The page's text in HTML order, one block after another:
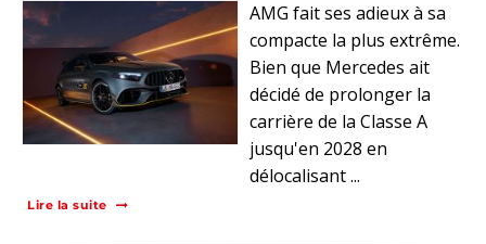
AMG fait ses adieux à sa
compacte la plus extrême.
Bien que Mercedes ait
décidé de prolonger la
carrière de la Classe A
jusqu'en 2028 en
délocalisant ...
Lire la suite